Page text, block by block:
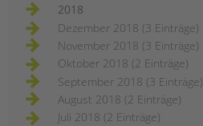
2018
Dezember 2018 (3 Einträge)
November 2018 (3 Einträge)
Oktober 2018 (2 Einträge)
September 2018 (3 Einträge)
August 2018 (2 Einträge)
Juli 2018 (2 Einträge)